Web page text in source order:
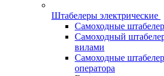
Штабелеры электрические
Самоходные
Самоходный
вилами
Самоходные
оператора